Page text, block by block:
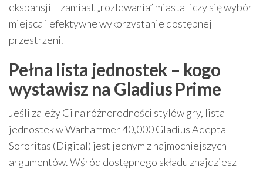
ekspansji – zamiast „rozlewania” miasta liczy się wybór
miejsca i efektywne wykorzystanie dostępnej
przestrzeni.
Pełna lista jednostek – kogo
wystawisz na Gladius Prime
Jeśli zależy Ci na różnorodności stylów gry, lista
jednostek w Warhammer 40,000 Gladius Adepta
Sororitas (Digital) jest jednym z najmocniejszych
argumentów. Wśród dostępnego składu znajdziesz